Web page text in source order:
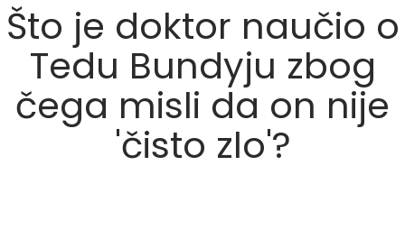
Što je doktor naučio o
Tedu Bundyju zbog
čega misli da on nije
'čisto zlo'?